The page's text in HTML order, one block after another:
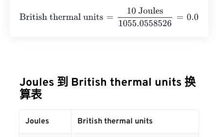
British thermal units
= 10 Joules1055.0558526 =
Joules 到 British thermal units 换
算表
Joules British thermal units